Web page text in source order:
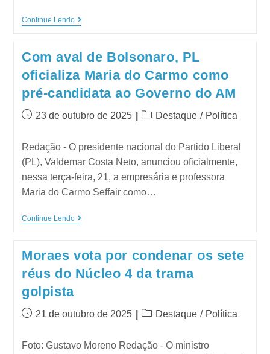
Continue Lendo
Com aval de Bolsonaro, PL
oficializa Maria do Carmo como
pré-candidata ao Governo do AM
23 de outubro de 2025 Destaque / Política
Redação - O presidente nacional do Partido Liberal
(PL), Valdemar Costa Neto, anunciou oficialmente,
nessa terça-feira, 21, a empresária e professora
Maria do Carmo Seffair como…
Continue Lendo
Moraes vota por condenar os sete
réus do Núcleo 4 da trama
golpista
21 de outubro de 2025 Destaque / Política
Foto: Gustavo Moreno Redação - O ministro